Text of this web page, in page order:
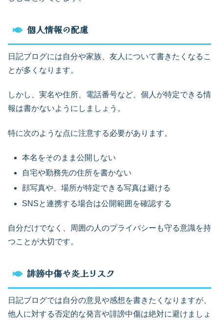
個人情報の配慮
日記ブログには自分や家族、友人について書きたくなるこ
とが多くなります。
しかし、実名や住所、電話番号など、個人が特定できる情
報は書かないようにしましょう。
特に次のような点に注意する必要があります。
本名をそのまま公開しない
自宅や勤務先の住所を書かない
顔写真や、場所が特定できる写真は避ける
SNSと連携する場合は公開範囲を確認する
自分だけでなく、周囲の人のプライバシーも守る意識を持
つことが大切です。
誹謗中傷や炎上リスク
日記ブログでは自分の意見や感想を書きたくなりますが、
他人に対する否定的な発言や誹謗中傷は絶対に避けましょ